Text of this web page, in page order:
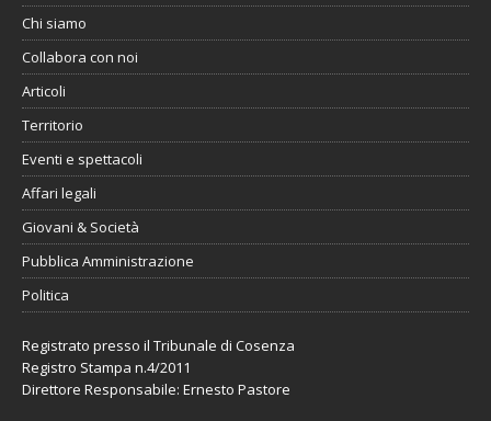
Chi siamo
Collabora con noi
Articoli
Territorio
Eventi e spettacoli
Affari legali
Giovani & Società
Pubblica Amministrazione
Politica
Registrato presso il Tribunale di Cosenza
Registro Stampa n.4/2011
Direttore Responsabile: Ernesto Pastore